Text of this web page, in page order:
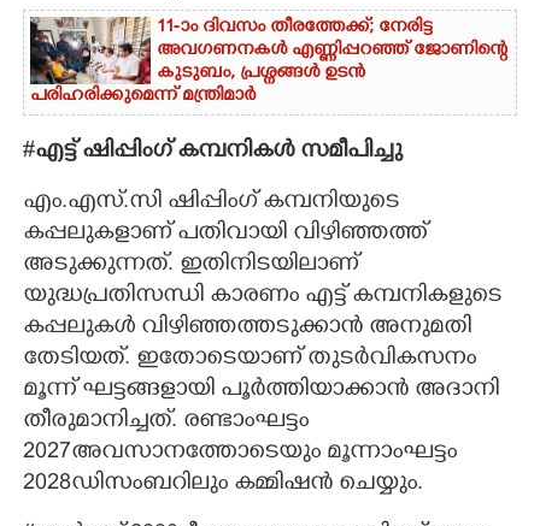
11-ാം ദിവസം തീരത്തേക്ക്; നേരിട്ട
അവഗണനകൾ എണ്ണിപ്പറഞ്ഞ് ജോണിന്റെ
കുടുബം,​ പ്രശ്നങ്ങൾ ഉടൻ
പരിഹരിക്കുമെന്ന് മന്ത്രിമാർ
#എട്ട് ഷിപ്പിംഗ് കമ്പനികൾ സമീപിച്ചു
എം.എസ്.സി ഷിപ്പിംഗ് കമ്പനിയുടെ
കപ്പലുകളാണ് പതിവായി വിഴിഞ്ഞത്ത്
അടുക്കുന്നത്. ഇതിനിടയിലാണ്
യുദ്ധപ്രതിസന്ധി കാരണം എട്ട് കമ്പനികളുടെ
കപ്പലുകൾ വിഴിഞ്ഞത്തടുക്കാൻ അനുമതി
തേടിയത്. ഇതോടെയാണ് തുടർവികസനം
മൂന്ന് ഘട്ടങ്ങളായി പൂർത്തിയാക്കാൻ അദാനി
തീരുമാനിച്ചത്. രണ്ടാംഘട്ടം
2027അവസാനത്തോടെയും മൂന്നാംഘട്ടം
2028ഡിസംബറിലും കമ്മിഷൻ ചെയ്യും.